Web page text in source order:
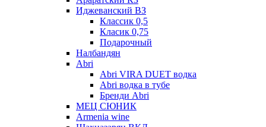
Иджеванский ВЗ
Классик 0,5
Класик 0,75
Подарочный
Налбандян
Abri
Abri VIRA DUET водка
Abri водка в тубе
Бренди Abri
МЕЦ СЮНИК
Armenia wine